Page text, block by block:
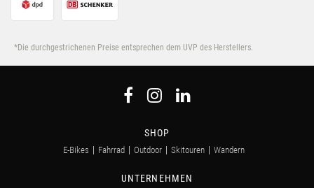
*Die durchgestrichenen Preise entsprechen dem UVP des Herstellers.
SHOP
E-Bikes Fahrrad Outdoor Skitouren Wandern
UNTERNEHMEN